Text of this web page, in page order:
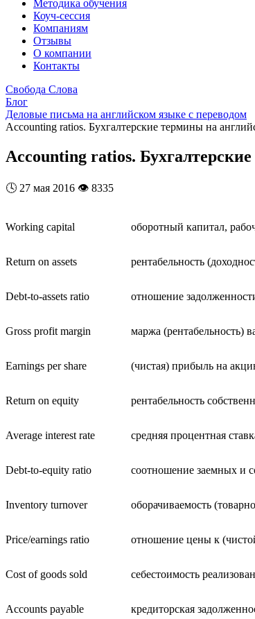
Методика обучения
Коуч-сессия
Компаниям
Отзывы
О компании
Контакты
Свобода Слова
Блог
Деловые письма на английском языке с переводом
Accounting ratios. Бухгалтерские термины на
Accounting ratios.
🕓 27 мая 2016 👁️ 8335
Working capital оборотный капитал,
Return on assets рентабельность
Debt-to-assets ratio отношение
Gross profit margin маржа (рентабельность)
Earnings per share (чистая) прибыль на
Return on equity рентабельность
Average interest rate средняя процентная
Debt-to-equity ratio соотношение заемных и
Inventory turnover оборачиваемость
Price/earnings ratio отношение цены к
Cost of goods sold себестоимость
Accounts payable кредиторская